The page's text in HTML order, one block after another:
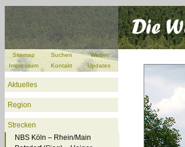
Sitemap Suchen
Wetter
Impressum
Kontakt Updates
Aktuelles
Region
Strecken
NBS Köln – Rhein/Main